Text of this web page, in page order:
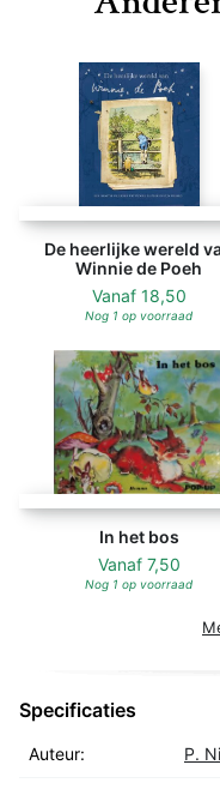
De heerlijke wereld
Winnie de Poeh
Vanaf 18,50
Nog 1 op voorraad
In het bos
Vanaf 7,50
Nog 1 op voorraad
Specificaties
Auteur: P.